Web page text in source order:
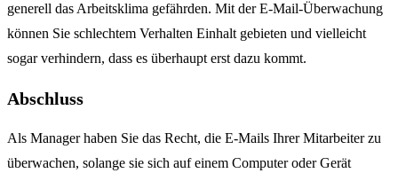
generell das Arbeitsklima gefährden. Mit der E-Mail-Überwachung
können Sie schlechtem Verhalten Einhalt gebieten und vielleicht
sogar verhindern, dass es überhaupt erst dazu kommt.
Abschluss
Als Manager haben Sie das Recht, die E-Mails Ihrer Mitarbeiter zu
überwachen, solange sie sich auf einem Computer oder Gerät